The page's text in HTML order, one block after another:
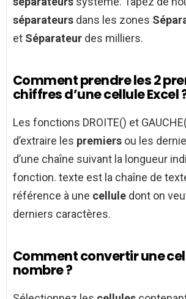
séparateurs dans les zones
et Séparateur des milliers.
Comment prendre les 2
chiffres d’une cellule Excel
Les fonctions DROITE() et
d’extraire les premiers ou les
d’une chaîne suivant la longueur
fonction. texte est la chaîne de
référence à une cellule dont on
derniers caractères.
Comment convertir une
nombre ?